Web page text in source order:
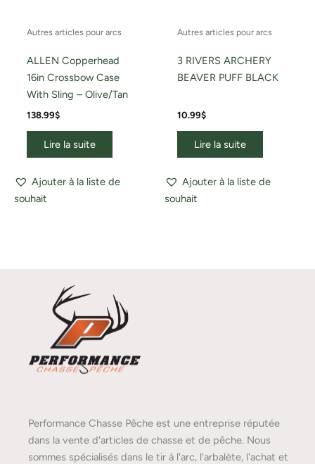
Autres articles pour arcs
ALLEN Copperhead
16in Crossbow Case
With Sling – Olive/Tan
138.99$
Lire la suite
Ajouter à la liste de
souhait
Autres articles pour arcs
3 RIVERS ARCHERY
BEAVER PUFF BLACK
10.99$
Lire la suite
Ajouter à la liste de
souhait
Performance Chasse Pêche est une entreprise réputée
dans la vente d'articles de chasse et de pêche. Nous
sommes spécialisés dans le tir à l'arc, l'arbalète, l'achat et